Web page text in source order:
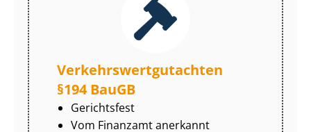
Ver­kehrs­wert­gut­ach­ten
§194 BauGB
Gerichtsfest
Vom Finanzamt anerkannt